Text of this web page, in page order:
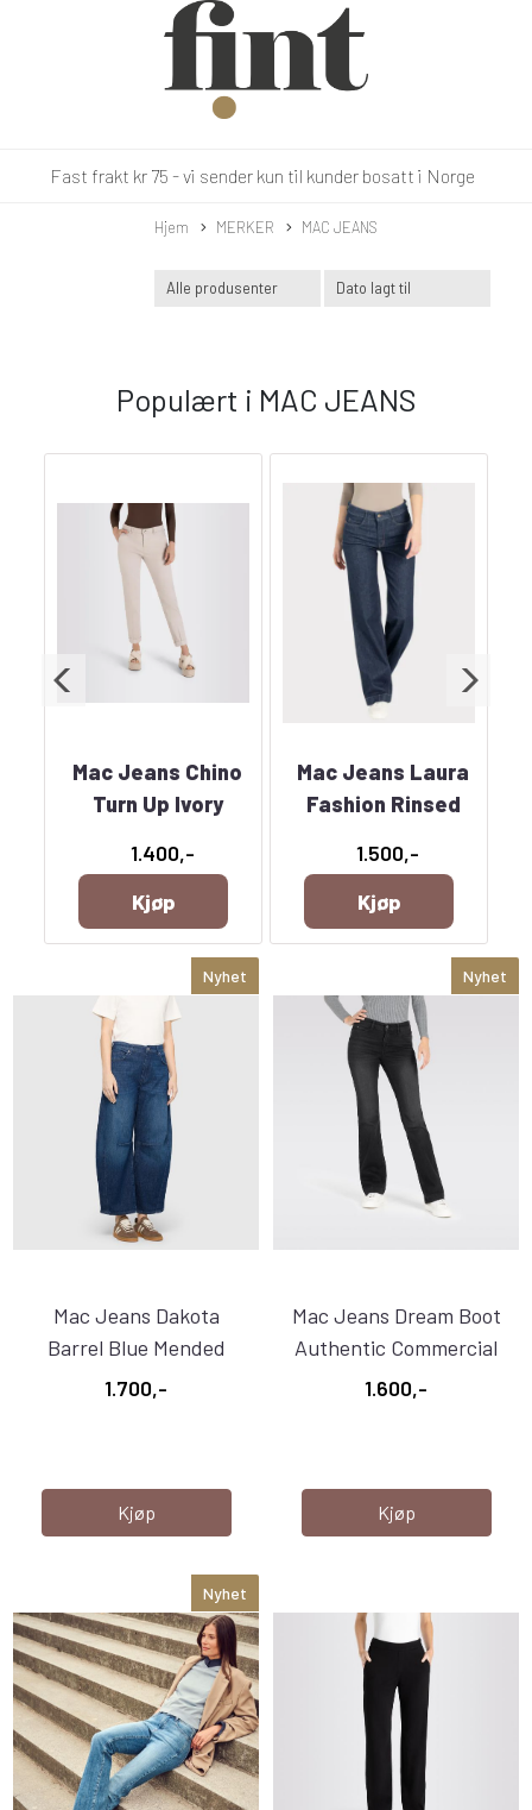
Fast frakt kr 75 - vi sender kun til kunder bosatt i Norge
Hjem MERKER MAC JEANS
Populært i MAC JEANS
Mac Jeans Chino
Turn Up Ivory
1.400,-
Kjøp
Mac Jeans Laura
Fashion Rinsed
1.500,-
Kjøp
Nyhet
Mac Jeans Dakota
Barrel Blue Mended
Wash
1.700,-
Kjøp
Nyhet
Mac Jeans Dream Boot
Authentic Commercial
Black
1.600,-
Kjøp
Nyhet